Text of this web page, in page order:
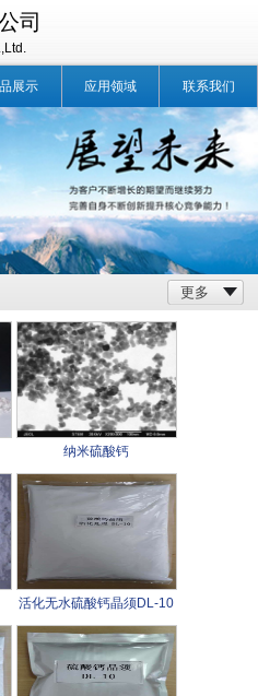
司
展示 应用领域 联系我们
更多
纳米硫酸钙
活化无水硫酸钙晶须DL-10